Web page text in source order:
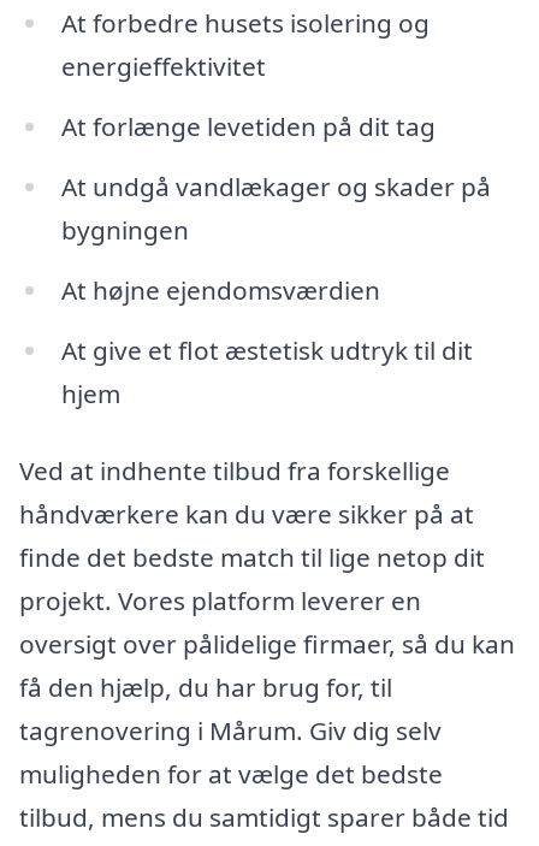
At forbedre husets isolering og
energieffektivitet
At forlænge levetiden på dit tag
At undgå vandlækager og skader på
bygningen
At højne ejendomsværdien
At give et flot æstetisk udtryk til dit
hjem
Ved at indhente tilbud fra forskellige
håndværkere kan du være sikker på at
finde det bedste match til lige netop dit
projekt. Vores platform leverer en
oversigt over pålidelige firmaer, så du kan
få den hjælp, du har brug for, til
tagrenovering i Mårum. Giv dig selv
muligheden for at vælge det bedste
tilbud, mens du samtidigt sparer både tid